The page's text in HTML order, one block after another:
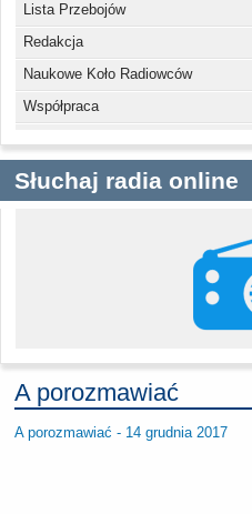
Lista Przebojów
Redakcja
Naukowe Koło Radiowców
Współpraca
Słuchaj radia online
A porozmawiać
A porozmawiać - 14 grudnia 2017